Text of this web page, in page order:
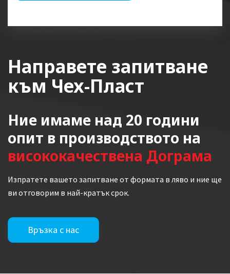
Направете запитване
към Чех-Пласт
Ние имаме над 20 години
опит в производството на
висококачествена Дограма
Изпратете вашето запитване от формата в ляво и ние ще
ви отговорим в най-кратък срок.
Връзка с нас